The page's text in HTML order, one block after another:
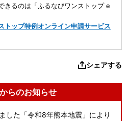
きるのは「ふるなびワンストップ e
トップ特例オンライン申請サービス
シェアする
らのお知らせ
した「令和8年熊本地震」により